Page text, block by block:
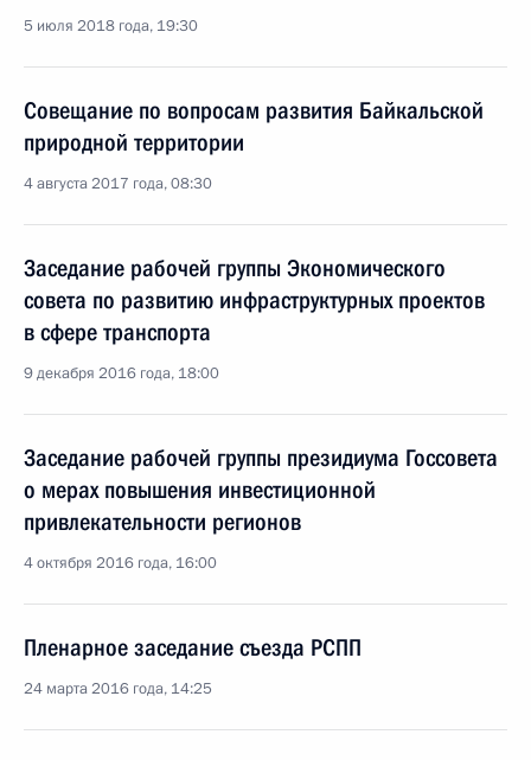
5 июля 2018 года, 19:30
Совещание по вопросам развития Байкальской
природной территории
4 августа 2017 года, 08:30
Заседание рабочей группы Экономического
совета по развитию инфраструктурных проектов
в сфере транспорта
9 декабря 2016 года, 18:00
Заседание рабочей группы президиума Госсовета
о мерах повышения инвестиционной
привлекательности регионов
4 октября 2016 года, 16:00
Пленарное заседание съезда РСПП
24 марта 2016 года, 14:25